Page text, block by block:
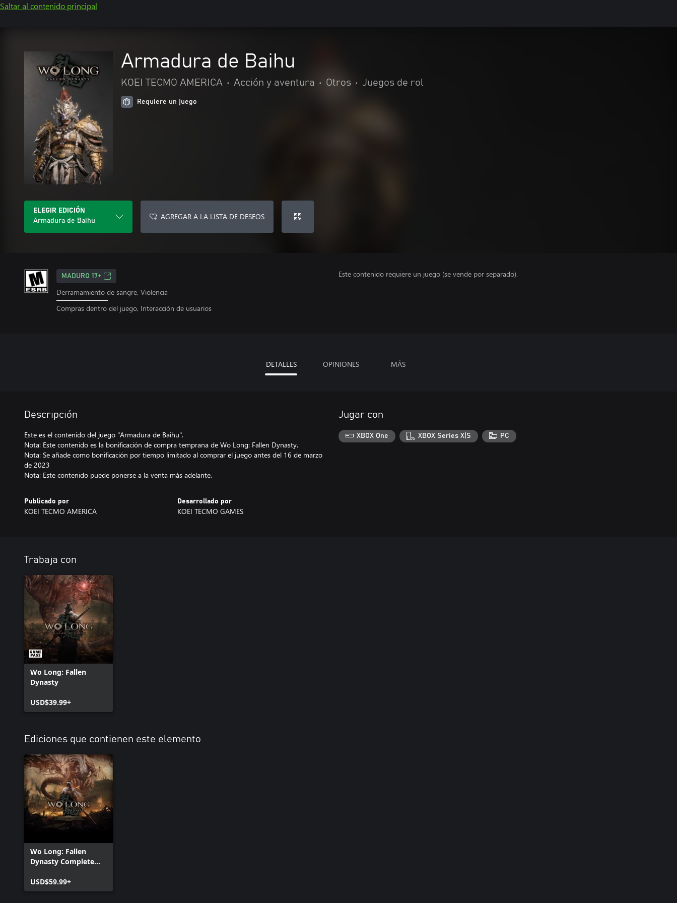
Saltar al contenido principal
Armadura de Baihu
KOEI TECMO AMERICA • Acción y aventura • Otros • Juegos de rol
Requiere un juego
ELEGIR EDICIÓN
Armadura de Baihu
AGREGAR A LA LISTA DE DESEOS
MADURO 17+
Derramamiento de sangre, Violencia
Compras dentro del juego, Interacción de usuarios
Este contenido requiere un juego (se vende por separado).
DETALLES OPINIONES MÁS
Descripción
Este es el contenido del juego "Armadura de Baihu".
Nota: Este contenido es la bonificación de compra temprana de Wo Long: Fallen Dynasty.
Nota: Se añade como bonificación por tiempo limitado al comprar el juego antes del 16 de marzo
de 2023
Nota: Este contenido puede ponerse a la venta más adelante.
Publicado por
KOEI TECMO AMERICA
Desarrollado por
KOEI TECMO GAMES
Jugar con
XBOX One XBOX Series X|S PC
Trabaja con
Wo Long: Fallen
Dynasty
USD$39.99+
Ediciones que contienen este elemento
Wo Long: Fallen
Dynasty Complete
USD$59.99+